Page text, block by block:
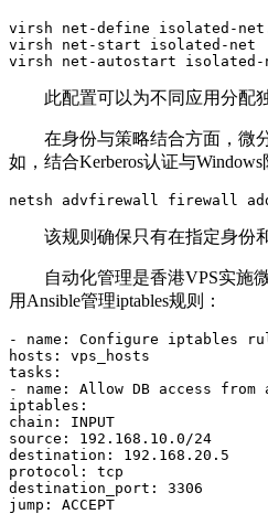
virsh net-define isolated-
virsh net-start isolated-net
virsh net-autostart isolated-
此配置可以为不同应用分配
在身份与策略结合方面，微
如，结合Kerberos认证与Windows
netsh advfirewall firewall add
该规则确保只有在指定身份
自动化管理是香港VPS实施
用 Ansible管理iptables规则：
- name: Configure iptables
hosts: vps_hosts
tasks:
- name: Allow DB access from
iptables:
chain: INPUT
source: 192.168.10.0/24
destination: 192.168.20.5
protocol: tcp
destination_port: 3306
jump: ACCEPT